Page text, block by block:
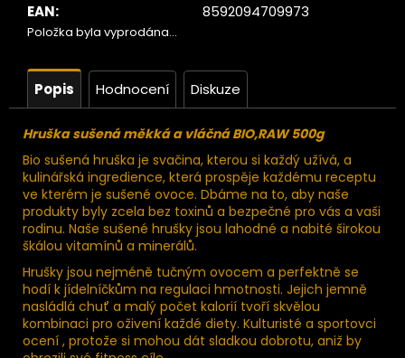
EAN: 8592094709973
Položka byla vyprodána…
Popis Hodnocení Diskuze
Hruška sušená měkká a vláčná BIO,RAW 500g
Bio sušená hruška je svačina, kterou si každý užívá, a
kulinářská ingredience, která prospěje každému receptu
ve kterém je sušené ovoce. Dbáme na to, aby naše
produkty byly zcela bez toxinů a bezpečné pro vás a vaši
rodinu. Naše sušené hrušky jsou lahodné a nabité širokou
škálou vitamínů a minerálů.
Hrušky jsou nejméně tučným ovocem a perfektně se
hodí k jídelníčkům na regulaci hmotnosti. Jejich jemně
nasládlá chuť a malý počet kalorií tvoří skvělou
kombinaci pro oživení každé diety. Kulturisté a sportovci
ocení , protože si mohou dát sladkou dobrotu, aniž by
Kč
Kč